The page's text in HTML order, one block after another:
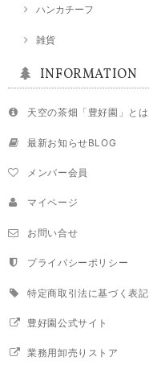
ハンカチーフ
雑貨
INFORMATION
天空の茶畑「豊好園」とは
最新お知らせBLOG
メンバー会員
マイページ
お問い合せ
プライバシーポリシー
特定商取引法に基づく表記
豊好園公式サイト
業務用卸売りストア